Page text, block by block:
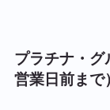
プラチナ・グ
営業日前まで